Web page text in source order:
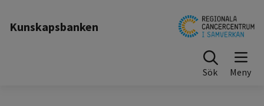
Kunskapsbanken
Sök